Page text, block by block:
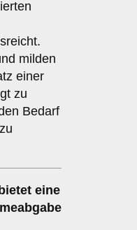
milden
einer
zu
Bedarf
eine